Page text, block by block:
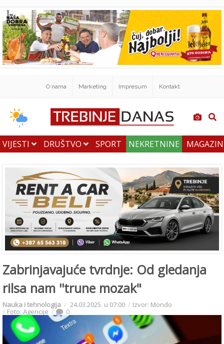
O nama Marketing Impresum Kontakt
VIJESTI DRUŠTVO SPORT NEKRETNINE
Zabrinjavajuće tvrdnje: Od gledanja
rilsa nam ''trune mozak"
Nauka i tehnologija 24.03.2025. u 07:00 Izvor: Mondo
Foto: Agencije 0